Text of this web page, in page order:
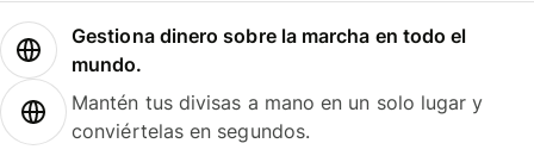
Gestiona dinero sobre la marcha en todo el
mundo.
Mantén tus divisas a mano en un solo lugar y
conviértelas en segundos.